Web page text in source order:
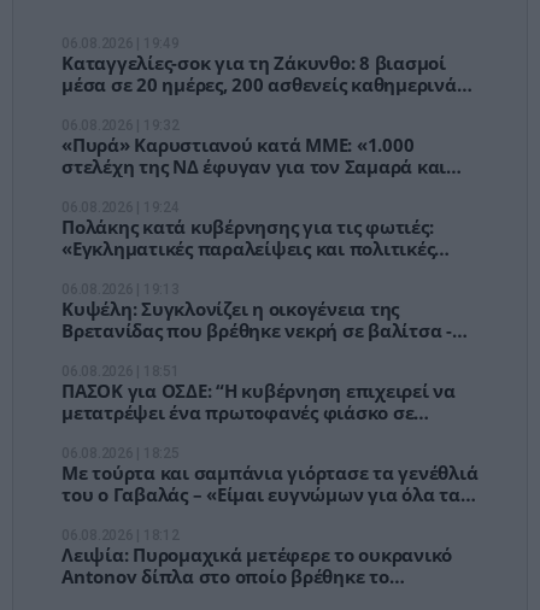
Καταγγελίες-σοκ για τη Ζάκυνθο: 8 βιασμοί
μέσα σε 20 ημέρες, 200 ασθενείς καθημερινά
«Πυρά» Καρυστιανού κατά ΜΜΕ: «1.000
στελέχη της ΝΔ έφυγαν για τον Σαμαρά και
Πολάκης κατά κυβέρνησης για τις φωτιές:
«Εγκληματικές παραλείψεις και πολιτικές
Κυψέλη: Συγκλονίζει η οικογένεια της
Βρετανίδας που βρέθηκε νεκρή σε βαλίτσα -
ΠΑΣΟΚ για ΟΣΔΕ: “Η κυβέρνηση επιχειρεί να
μετατρέψει ένα πρωτοφανές φιάσκο σε
Με τούρτα και σαμπάνια γιόρτασε τα γενέθλιά
του ο Γαβαλάς – «Είμαι ευγνώμων για όλα τα
Λειψία: Πυρομαχικά μετέφερε το ουκρανικό
Antonov δίπλα στο οποίο βρέθηκε το